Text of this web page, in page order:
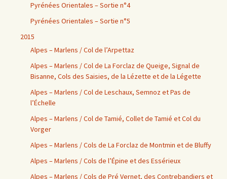
Pyrénées Orientales – Sortie n°4
Pyrénées Orientales – Sortie n°5
2015
Alpes – Marlens / Col de l’Arpettaz
Alpes – Marlens / Col de La Forclaz de Queige, Signal de
Bisanne, Cols des Saisies, de la Lézette et de la Légette
Alpes – Marlens / Col de Leschaux, Semnoz et Pas de
l’Échelle
Alpes – Marlens / Col de Tamié, Collet de Tamié et Col du
Vorger
Alpes – Marlens / Cols de La Forclaz de Montmin et de Bluffy
Alpes – Marlens / Cols de l’Épine et des Essérieux
Alpes – Marlens / Cols de Pré Vernet, des Contrebandiers et